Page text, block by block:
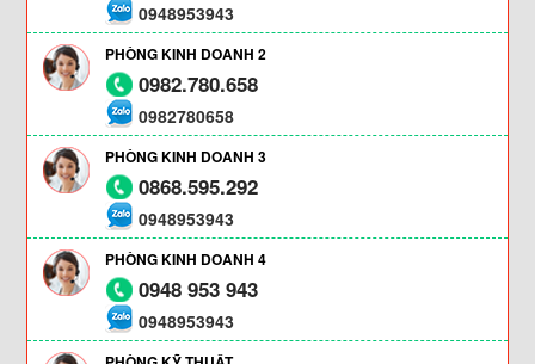
0948953943
PHÒNG KINH DOANH 2
0982.780.658
0982780658
PHÒNG KINH DOANH 3
0868.595.292
0948953943
PHÒNG KINH DOANH 4
0948 953 943
0948953943